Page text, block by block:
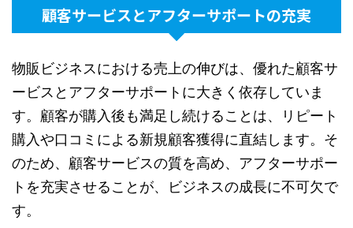
顧客サービスとアフターサポートの充実
物販ビジネスにおける売上の伸びは、優れた顧客サ
ービスとアフターサポートに大きく依存していま
す。顧客が購入後も満足し続けることは、リピート
購入や口コミによる新規顧客獲得に直結します。そ
のため、顧客サービスの質を高め、アフターサポー
トを充実させることが、ビジネスの成長に不可欠で
す。